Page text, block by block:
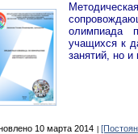
олимпиада
учащихся к
занятий, но и
10 марта 2014